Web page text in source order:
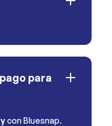
para
con Bluesnap.